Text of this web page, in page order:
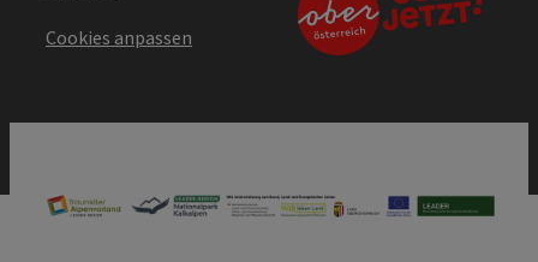
Cookies anpassen